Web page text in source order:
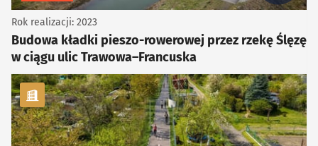
Budowa kładki pieszo-rowerowej przez rzekę Ślęzę
w ciągu ulic Trawowa–Francuska
Rok realizacji: 2023
kategoria Rowerowe, Piesze